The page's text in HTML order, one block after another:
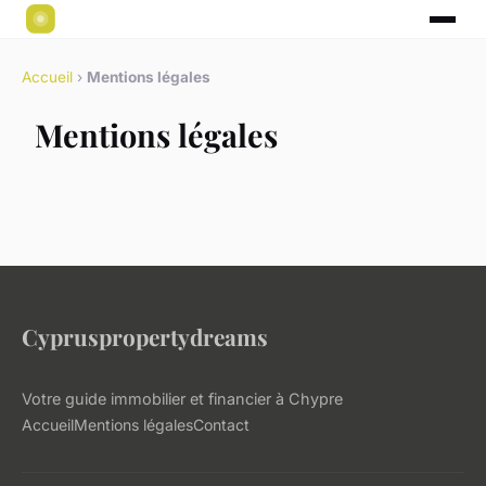
Accueil › Mentions légales
Mentions légales
Cypruspropertydreams
Votre guide immobilier et financier à Chypre
AccueilMentions légalesContact